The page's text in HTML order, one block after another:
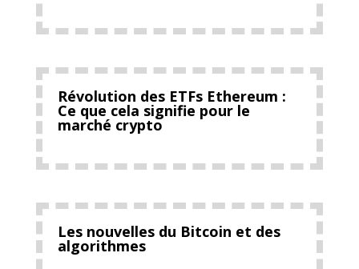
Révolution des ETFs Ethereum :
Ce que cela signifie pour le
marché crypto
Les nouvelles du Bitcoin et des
algorithmes